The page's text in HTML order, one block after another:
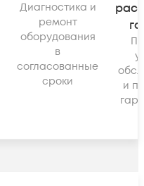
Диагностика и
ремонт
оборудования
в
согласованные
сроки
и